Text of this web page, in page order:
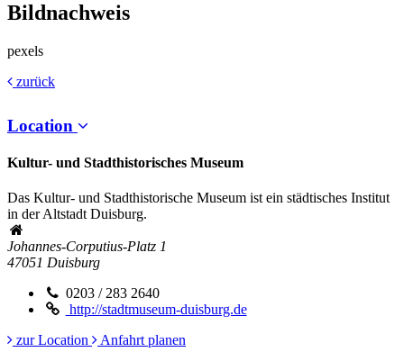
Bildnachweis
pexels
zurück
Location
Kultur- und Stadthistorisches Museum
Das Kultur- und Stadthistorische Museum ist ein städtisches Institut
in der Altstadt Duisburg.
Johannes-Corputius-Platz 1
47051 Duisburg
0203 / 283 2640
http://stadtmuseum-duisburg.de
zur Location
Anfahrt planen